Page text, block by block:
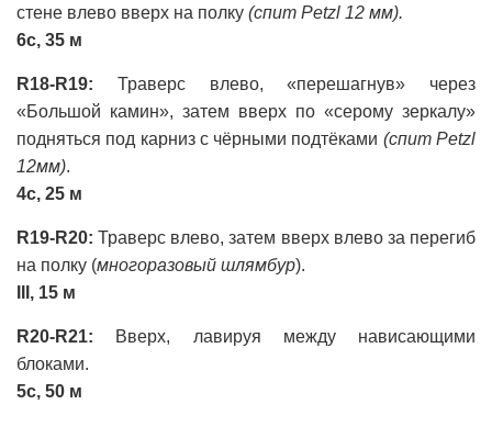
стене влево вверх на полку (спит Petzl 12 мм).
6с, 35 м
R18-R19: Траверс влево, «перешагнув» через
«Большой камин», затем вверх по «серому зеркалу»
подняться под карниз с чёрными подтёками (спит Petzl
12мм).
4с, 25 м
R19-R20: Траверс влево, затем вверх влево за перегиб
на полку (многоразовый шлямбур).
III, 15 м
R20-R21: Вверх, лавируя между нависающими
блоками.
5с, 50 м